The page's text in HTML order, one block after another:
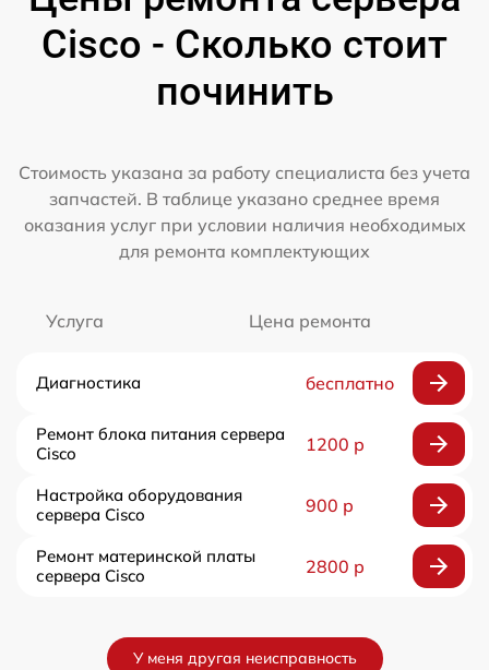
Cisco - Сколько стоит
починить
Стоимость указана за работу специалиста без учета
запчастей. В таблице указано среднее время
оказания услуг при условии наличия необходимых
для ремонта комплектующих
Услуга Цена ремонта
Диагностика бесплатно
Ремонт блока питания сервера
Cisco
1200 р
Настройка оборудования
сервера Cisco
900 р
Ремонт материнской платы
сервера Cisco
2800 р
У меня другая неисправность